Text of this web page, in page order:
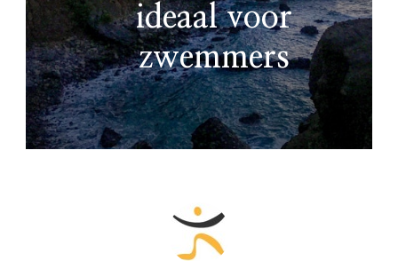
ideaal voor
zwemmers